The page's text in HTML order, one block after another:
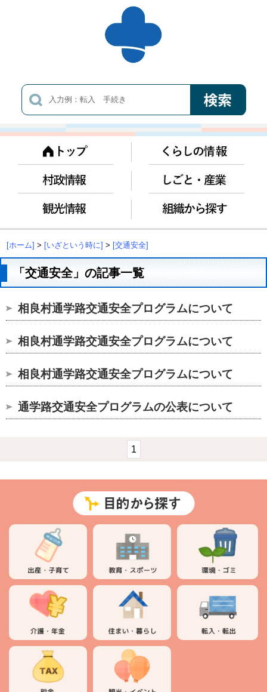
[ホーム] > [いざという時に] > [交通安全]
「交通安全」の記事一覧
相良村通学路交通安全プログラムについて
相良村通学路交通安全プログラムについて
相良村通学路交通安全プログラムについて
通学路交通安全プログラムの公表について
1